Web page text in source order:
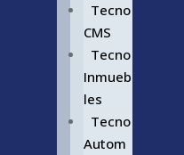
Tecno
CMS
Tecno
Inmueb
les
Tecno
Autom